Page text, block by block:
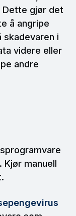
Dette gjør det
å angripe
skadevaren i
videre eller
andre
Kjør manuell